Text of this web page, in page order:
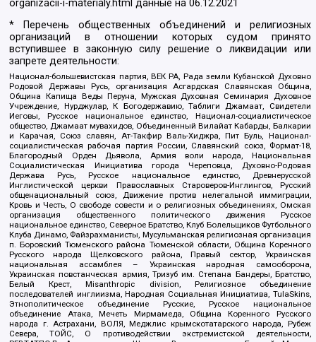
organizacii-i-materialy.html данные на06.12.2021
* Перечень общественных объединений и религиозных
организаций в отношении которых судом принято
вступившее в законную силу решение о ликвидации или
запрете деятельности:
Национал-большевистская партия, ВЕК РА, Рада земли Кубанской Духовно
Родовой Державы Русь, организация Асгардская Славянская Община,
Община Капища Веды Перуна, Мужская Духовная Семинария Духовное
Учреждение, Нурджулар, К Богодержавию, Таблиги Джамаат, Свидетели
Иеговы, Русское национальное единство, Национал-социалистическое
общество, Джамаат мувахидов, Объединенный Вилайат Кабарды, Балкарии
и Карачая, Союз славян, Ат-Такфир Валь-Хиджра, Пит Буль, Национал-
социалистическая рабочая партия России, Славянский союз, Формат-18,
Благородный Орден Дьявола, Армия воли народа, Национальная
Социалистическая Инициатива города Череповца, Духовно-Родовая
Держава Русь, Русское национальное единство, Древнерусской
Инглистической церкви Православных Староверов-Инглингов, Русский
общенациональный союз, Движение против нелегальной иммиграции,
Кровь и Честь, О свободе совести и о религиозных объединениях, Омская
организация общественного политического движения Русское
национальное единство, Северное Братство, Клуб Болельщиков Футбольного
Клуба Динамо, Файзрахманисты, Мусульманская религиозная организация
п. Боровский Тюменского района Тюменской области, Община Коренного
Русского народа Щелковского района, Правый сектор, Украинская
национальная ассамблея – Украинская народная самооборона,
Украинская повстанческая армия, Тризуб им. Степана Бандеры, Братство,
Белый Крест, Misanthropic division, Религиозное объединение
последователей инглиизма, Народная Социальная Инициатива, TulaSkins,
Этнополитическое объединение Русские, Русское национальное
объединение Атака, Мечеть Мирмамеда, Община Коренного Русского
народа г. Астрахани, ВОЛЯ, Меджлис крымскотатарского народа, Рубеж
Севера, ТОЙС, О противодействии экстремистской деятельности,